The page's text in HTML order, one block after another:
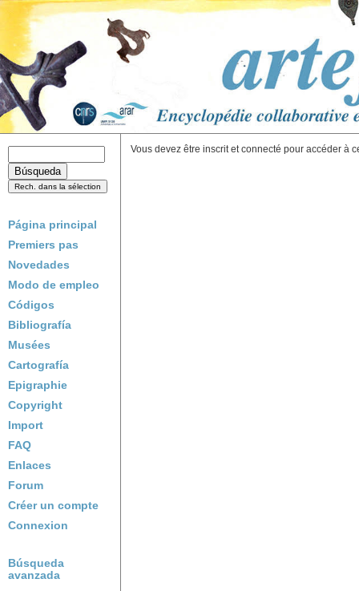
Página principal
Premiers pas
Novedades
Modo de empleo
Códigos
Bibliografía
Musées
Cartografía
Epigraphie
Copyright
Import
FAQ
Enlaces
Forum
Créer un compte
Connexion
Búsqueda
avanzada
Vous devez être inscrit et connecté pour accéder à